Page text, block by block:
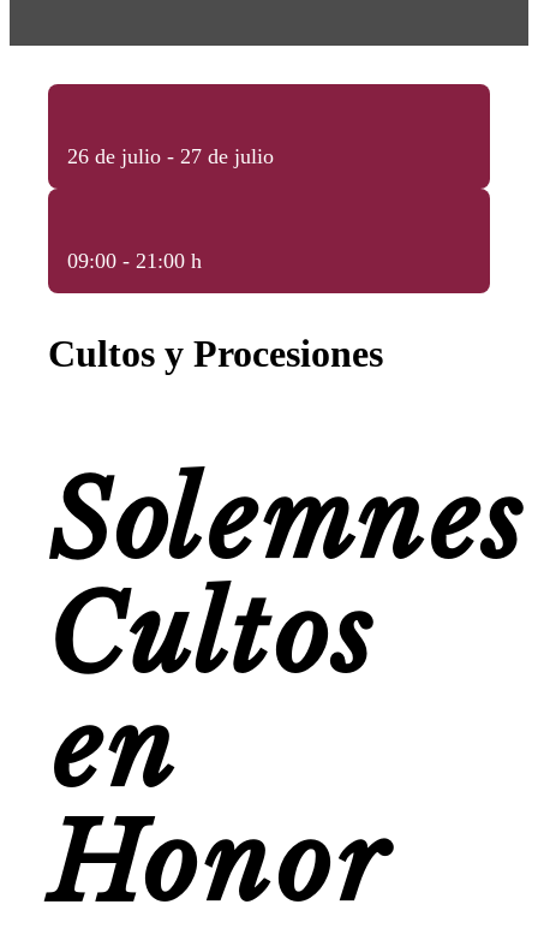
26 de julio - 27 de julio
09:00 - 21:00 h
Cultos y Procesiones
Solemnes
Cultos
en
Honor